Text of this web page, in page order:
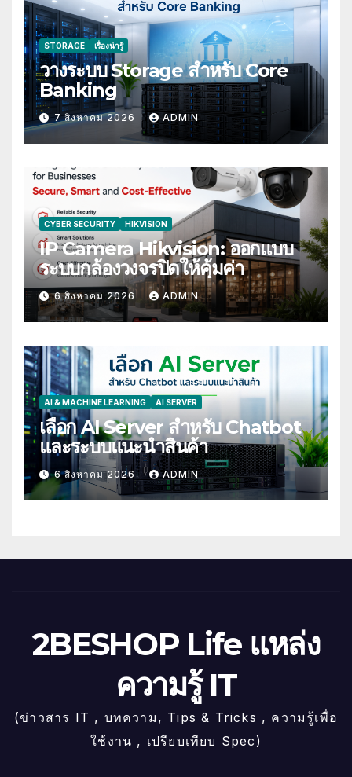
STORAGE เรื่องน่ารู้
วางระบบ Storage สำหรับ Core
Banking
7 สิงหาคม 2026 ADMIN
CYBER SECURITY HIKVISION
IP Camera Hikvision: ออกแบบ
ระบบกล้องวงจรปิดให้คุ้มค่า
6 สิงหาคม 2026 ADMIN
AI & MACHINE LEARNING AI SERVER
เลือก AI Server สำหรับ Chatbot
และระบบแนะนำสินค้า
6 สิงหาคม 2026 ADMIN
2BESHOP Life แหล่ง
ความรู้ IT
(ข่าวสาร IT , บทความ, Tips & Tricks , ความรู้เพื่อ
ใช้งาน , เปรียบเทียบ Spec)